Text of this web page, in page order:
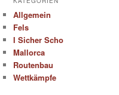
Allgemein
Fels
I Sicher Scho
Mallorca
Routenbau
Wettkämpfe